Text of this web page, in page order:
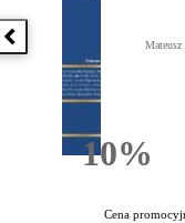
Poprzednia książka
10%
Mateusz
Cena